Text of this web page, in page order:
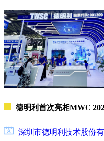
广
告
营
销
传
媒
会
展
房
产
建
德明利首次亮相MWC
深圳市德明利技术股份